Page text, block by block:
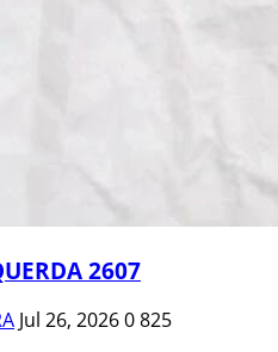
2607
Jul 26, 20260825